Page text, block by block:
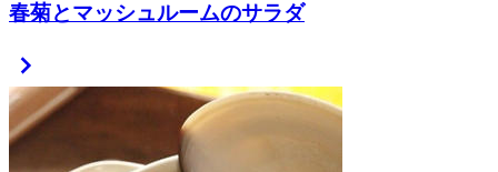
春菊とマッシュルームのサラダ